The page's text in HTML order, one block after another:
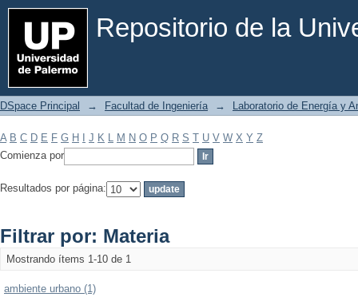
Repositorio de la
Filtrar por: Materia
DSpace Principal → Facultad de Ingeniería → Laboratorio de Energía y
A B C D E F G H J K L M N O P Q R S T U V W X Y Z
Comienza por
Resultados por página:
Filtrar por: Materia
Mostrando ítems 1-10 de 1
ambiente urbano (1)